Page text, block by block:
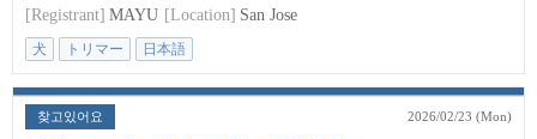
[Registrant] MAYU [Location] San Jose
犬 トリマー 日本語
찾고있어요 2026/02/23 (Mon)